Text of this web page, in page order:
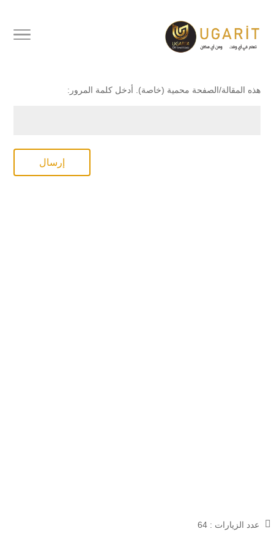
محمي بكلمة مرور
هذه المقالة/الصفحة محمية (خاصة). أدخل كلمة المرور:
إرسال
عدد الزيارات : 64